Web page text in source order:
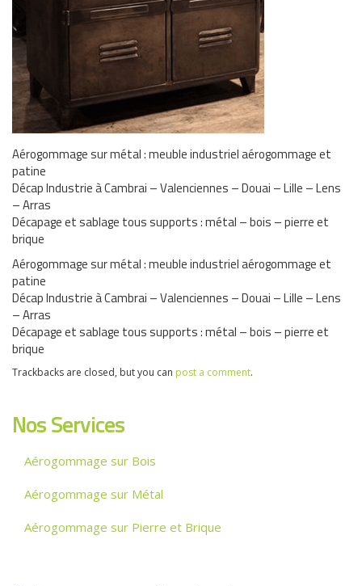
Aérogommage sur métal : meuble industriel aérogommage et
patine
Décap Industrie à Cambrai – Valenciennes – Douai – Lille – Lens
– Arras
Décapage et sablage tous supports : métal – bois – pierre et
brique
Aérogommage sur métal : meuble industriel aérogommage et
patine
Décap Industrie à Cambrai – Valenciennes – Douai – Lille – Lens
– Arras
Décapage et sablage tous supports : métal – bois – pierre et
brique
Trackbacks are closed, but you can post a comment.
Nos Services
Aérogommage sur Bois
Aérogommage sur Métal
Aérogommage sur Pierre et Brique